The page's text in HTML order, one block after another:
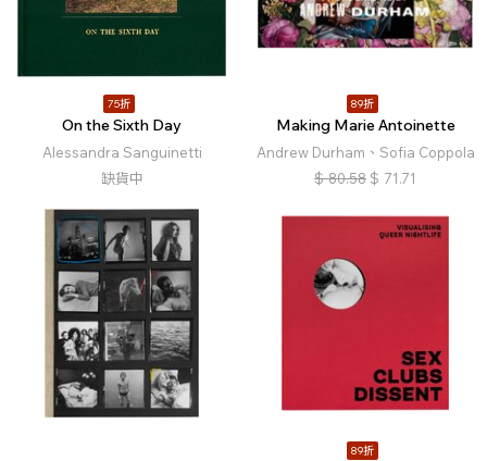
75折
On the Sixth Day
Alessandra Sanguinetti
缺貨中
89折
Making Marie Antoinette
Andrew Durham、Sofia Coppola
$ 80.58 $ 71.71
89折